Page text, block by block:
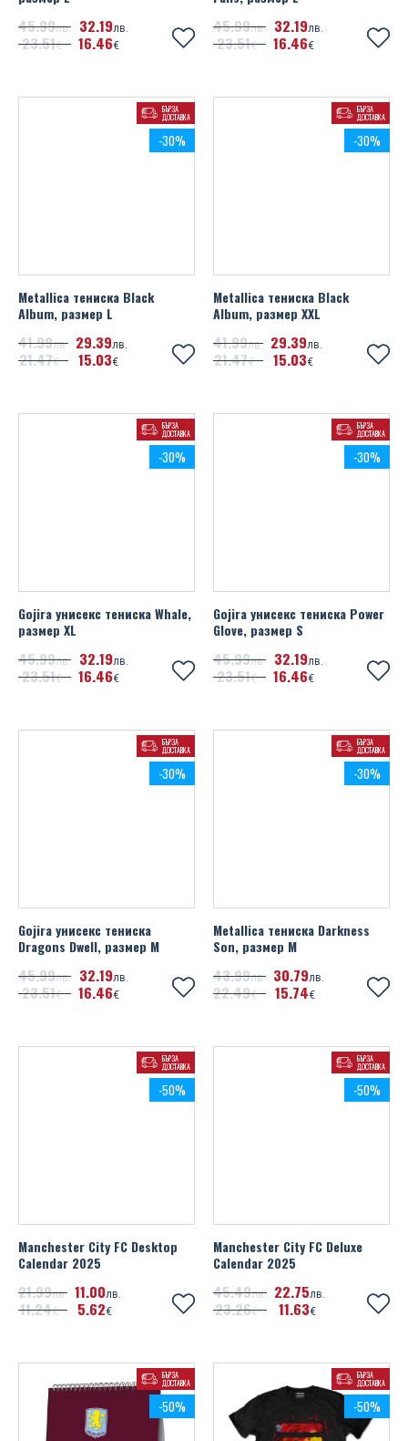
4599лв.
2351€
32 19лв.
16 46€
4599лв.
2351€
32 19лв.
16 46€
БЪРЗА
ДОСТАВКА
-30%
Metallica тениска Black
Album, размер L
4199лв.
2147€
29 39лв.
15 03€
БЪРЗА
ДОСТАВКА
-30%
Metallica тениска Black
Album, размер XXL
4199лв.
2147€
29 39лв.
15 03€
БЪРЗА
ДОСТАВКА
-30%
Gojira унисекс тениска Whale,
размер XL
4599лв.
2351€
32 19лв.
16 46€
БЪРЗА
ДОСТАВКА
-30%
Gojira унисекс тениска Power
Glove, размер S
4599лв.
2351€
32 19лв.
16 46€
БЪРЗА
ДОСТАВКА
-30%
Gojira унисекс тениска
Dragons Dwell, размер M
4599лв.
2351€
32 19лв.
16 46€
БЪРЗА
ДОСТАВКА
-30%
Metallica тениска Darkness
Son, размер М
4399лв.
2249€
30 79лв.
15 74€
БЪРЗА
ДОСТАВКА
-50%
Manchester City FC Desktop
Calendar 2025
2199лв.
1124€
11 00лв.
5 62€
БЪРЗА
ДОСТАВКА
-50%
Manchester City FC Deluxe
Calendar 2025
4549лв.
2326€
22 75лв.
11 63€
БЪРЗА
ДОСТАВКА
-50%
БЪРЗА
ДОСТАВКА
-50%